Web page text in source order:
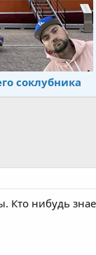
соклубника
Кто нибудь